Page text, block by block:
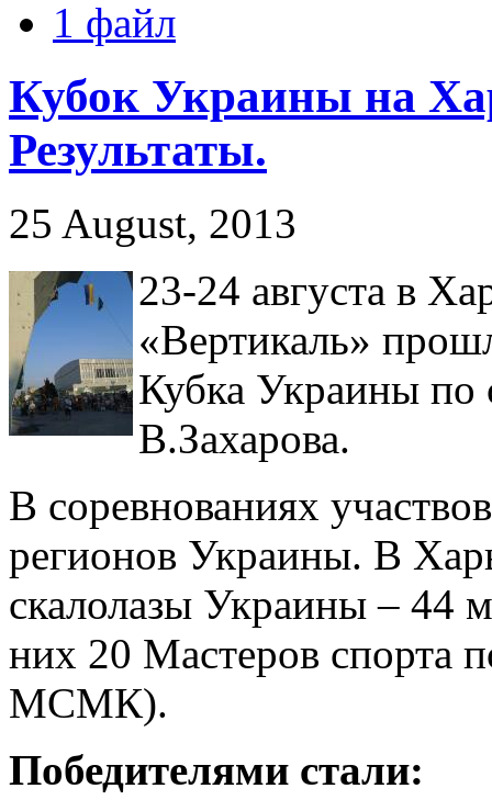
1 файл
Кубок Украины на
Результаты.
25 August, 2013
23-24 августа в
«Вертикаль»
Кубка Украины по
В.Захарова.
В соревнованиях
регионов Украины. В
скалолазы Украины –
них 20 Мастеров спорта
МСМК).
Победителями стали: